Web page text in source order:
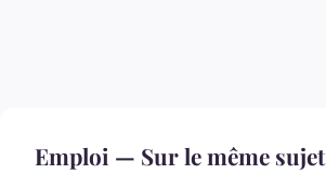
Emploi — Sur le même sujet